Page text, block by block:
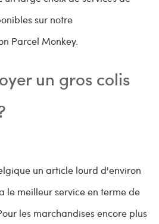
sur notre
Parcel Monkey.
un gros colis
un article lourd d'environ
le meilleur service en terme de
les marchandises encore plus